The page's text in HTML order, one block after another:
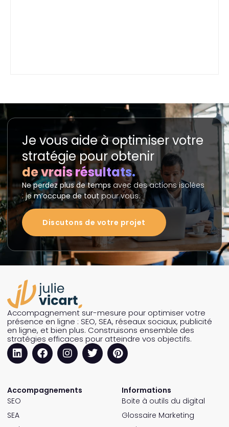
Je vous aide à optimiser votre
stratégie pour obtenir
de vrais résultats.
Ne perdez plus de temps avec des actions isolées
:je m’occupe de tout pour vous.
Discutons de votre projet
Accompagnement sur-mesure pour optimiser votre
présence en ligne : SEO, SEA, réseaux sociaux, publicité
en ligne, et bien plus. Construisons ensemble des
stratégies efficaces pour atteindre vos objectifs.
Accompagnements
SEO
SEA
Informations
Boite à outils du digital
Glossaire Marketing